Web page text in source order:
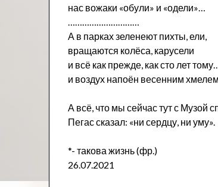
нас вожаки «обули» и «одели»…
…………………………
А в парках зеленеют пихты, ели,
вращаются колёса, карусели
и всё как прежде, как сто лет
и воздух напоён весенним
А всё, что мы сейчас тут с Музой
Пегас сказал: «ни сердцу, ни уму».
*- такова жизнь (фр.)
26.07.2021